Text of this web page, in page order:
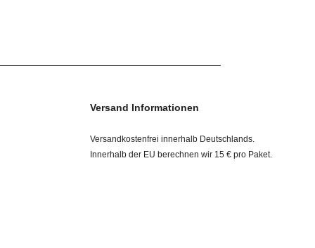
Versand Informationen
Versandkostenfrei innerhalb Deutschlands.
Innerhalb der EU berechnen wir 15 € pro Paket.